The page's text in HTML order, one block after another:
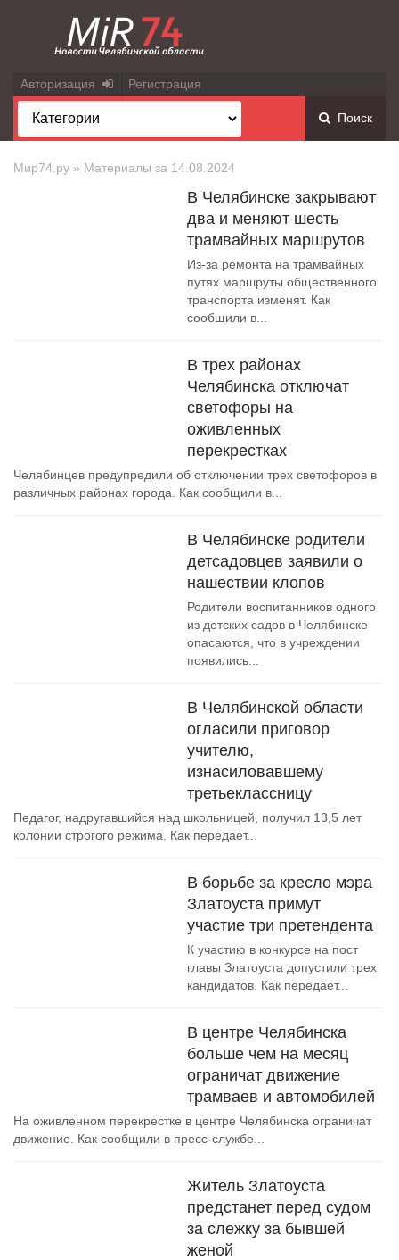
Авторизация Регистрация
Поиск
Мир74.ру » Материалы за 14.08.2024
В Челябинске закрывают
два и меняют шесть
трамвайных маршрутов
Из-за ремонта на трамвайных
путях маршруты общественного
транспорта изменят. Как
сообщили в...
В трех районах
Челябинска отключат
светофоры на
оживленных
перекрестках
Челябинцев предупредили об отключении трех светофоров в
различных районах города. Как сообщили в...
В Челябинске родители
детсадовцев заявили о
нашествии клопов
Родители воспитанников одного
из детских садов в Челябинске
опасаются, что в учреждении
появились...
В Челябинской области
огласили приговор
учителю,
изнасиловавшему
третьеклассницу
Педагог, надругавшийся над школьницей, получил 13,5 лет
колонии строгого режима. Как передает...
В борьбе за кресло мэра
Златоуста примут
участие три претендента
К участию в конкурсе на пост
главы Златоуста допустили трех
кандидатов. Как передает...
В центре Челябинска
больше чем на месяц
ограничат движение
трамваев и автомобилей
На оживленном перекрестке в центре Челябинска ограничат
движение. Как сообщили в пресс-службе...
Житель Златоуста
предстанет перед судом
за слежку за бывшей
женой